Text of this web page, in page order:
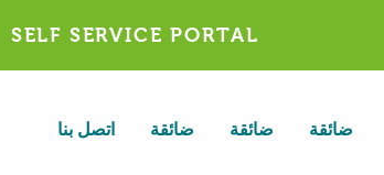
SELF SERVICE PORTAL
اتصل بنا ضائقة ضائقة ضائقة